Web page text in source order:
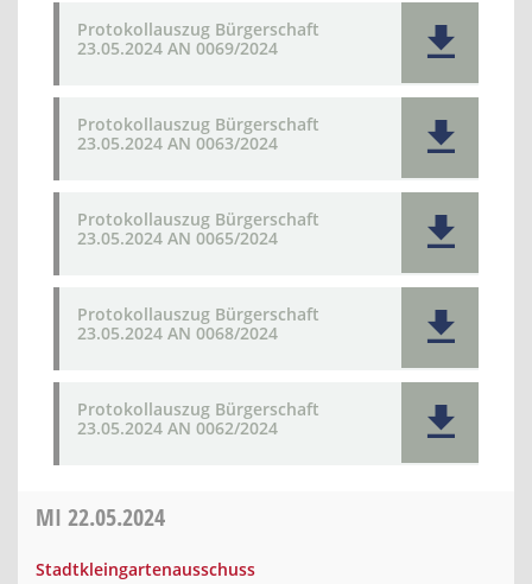
Protokollauszug Bürgerschaft
23.05.2024 AN 0069/2024
Protokollauszug Bürgerschaft
23.05.2024 AN 0063/2024
Protokollauszug Bürgerschaft
23.05.2024 AN 0065/2024
Protokollauszug Bürgerschaft
23.05.2024 AN 0068/2024
Protokollauszug Bürgerschaft
23.05.2024 AN 0062/2024
MI 22.05.2024
Stadtkleingartenausschuss